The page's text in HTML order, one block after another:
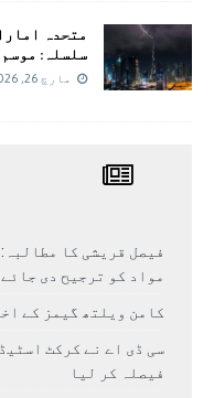
متحدہ
سلسلہ:
مارچ 26, 2026
فیصل قریشی کا
مواد کو ترجیح دی جائے
کامن ویلتھ گیمز کے
سی ڈی اے نے کرکٹ
فیصلہ کر لیا